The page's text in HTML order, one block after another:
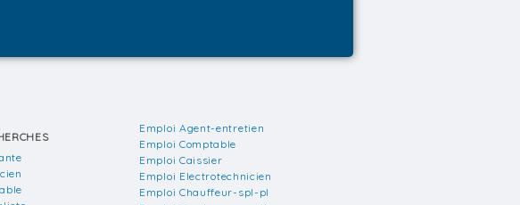
Emploi Agent-entretien
Emploi Comptable
Emploi Caissier
Emploi Electrotechnicien
Emploi Chauffeur-spl-pl